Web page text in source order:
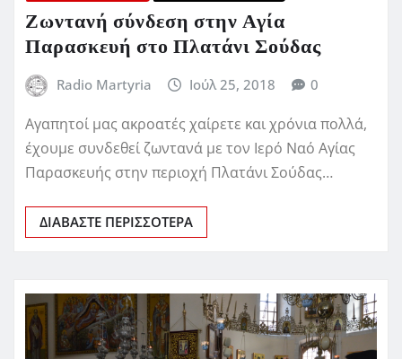
Ζωντανή σύνδεση στην Αγία
Παρασκευή στο Πλατάνι Σούδας
Radio Martyria Ιούλ 25, 2018 0
Αγαπητοί μας ακροατές χαίρετε και χρόνια πολλά,
έχουμε συνδεθεί ζωντανά με τον Ιερό Ναό Αγίας
Παρασκευής στην περιοχή Πλατάνι Σούδας…
ΔΙΑΒΆΣΤΕ ΠΕΡΙΣΣΌΤΕΡΑ